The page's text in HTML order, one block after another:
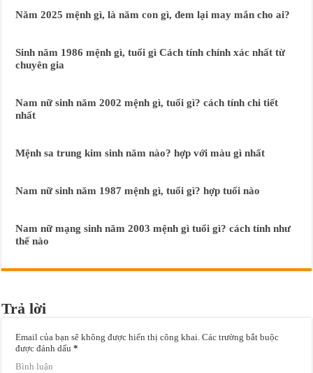
Năm 2025 mệnh gì, là năm con gì, đem lại may mắn cho ai?
Sinh năm 1986 mệnh gì, tuổi gì Cách tính chính xác nhất từ
chuyên gia
Nam nữ sinh năm 2002 mệnh gì, tuổi gì? cách tính chi tiết
nhất
Mệnh sa trung kim sinh năm nào? hợp với màu gì nhất
Nam nữ sinh năm 1987 mệnh gì, tuổi gì? hợp tuổi nào
Nam nữ mạng sinh năm 2003 mệnh gì tuổi gì? cách tính như
thế nào
Trả lời
Email của bạn sẽ không được hiển thị công khai. Các trường bắt buộc
được đánh dấu*
Bình luận